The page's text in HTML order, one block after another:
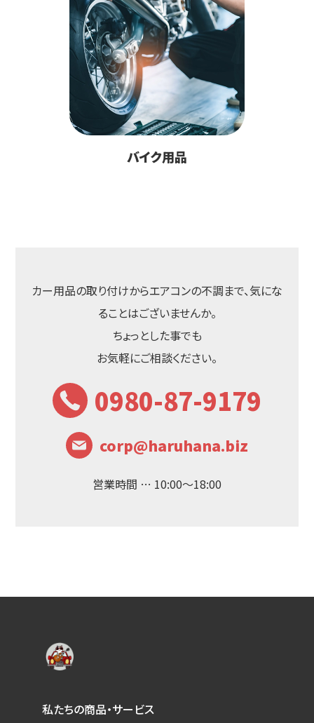
バイク用品
カー用品の取り付けからエアコンの不調まで、気にな
ることはございませんか。
ちょっとした事でも
お気軽にご相談ください。
0980-87-9179
corp@haruhana.biz
営業時間 … 10:00〜18:00
私たちの商品・サービス